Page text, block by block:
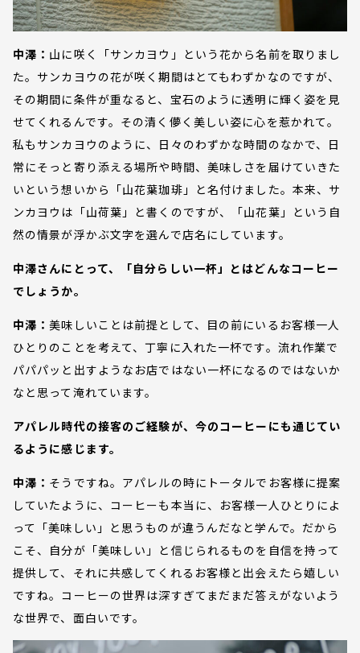
中澤： 山に咲く「サンカヨウ」という花から名前を取りまし
た。サンカヨウの花が咲く期間はとてもわずかなのですが、
その期間に条件が重なると、宝石のように透明に輝く姿を見
せてくれるんです。その清く儚く美しい姿に心を惹かれて。
私もサンカヨウのように、日々のわずかな時間のなかで、日
常にそっと寄り添える場所や時間、美味しさを届けていきた
いという想いから「山花葉珈琲」と名付けました。本来、サ
ンカヨウは「山荷葉」と書くのですが、「山花葉」という自
然の情景が浮かぶ文字を選んで店名にしています。
中澤さんにとって、「自分らしい一杯」とはどんなコーヒー
でしょうか。
中澤：美味しいことは前提として、目の前にいるお客様一人
ひとりのことを考えて、丁寧に入れた一杯です。流れ作業で
パパパッと出すようなお店ではない一杯になるのではないか
なと思って淹れています。
アパレル時代の接客のご経験が、今のコーヒーにも通じてい
るように感じます。
中澤： そうですね。アパレルの時にトータルでお客様に提案
していたように、コーヒーも本当に、お客様一人ひとりによ
って「美味しい」と思うものが違うんだなと学んで。だから
こそ、自分が「美味しい」と信じられるものを自信を持って
提供して、それに共感してくれるお客様と出会えたら嬉しい
ですね。コーヒーの世界は深すぎてまだまだ答えがないよう
な世界で、面白いです。